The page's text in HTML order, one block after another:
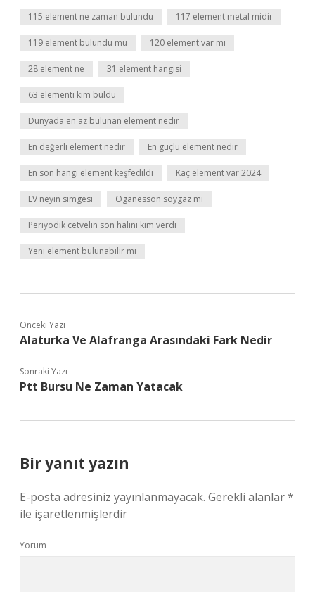
115 element ne zaman bulundu 117 element metal midir
119 element bulundu mu 120 element var mı
28 element ne 31 element hangisi
63 elementi kim buldu
Dünyada en az bulunan element nedir
En değerli element nedir En güçlü element nedir
En son hangi element keşfedildi Kaç element var 2024
LV neyin simgesi Oganesson soygaz mı
Periyodik cetvelin son halini kim verdi
Yeni element bulunabilir mi
Önceki Yazı
Alaturka Ve Alafranga Arasındaki Fark Nedir
Sonraki Yazı
Ptt Bursu Ne Zaman Yatacak
Bir yanıt yazın
E-posta adresiniz yayınlanmayacak. Gerekli alanlar*
ile işaretlenmişlerdir
Yorum